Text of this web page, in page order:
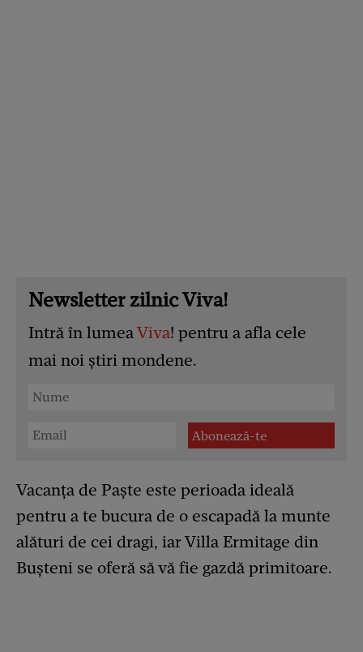
Newsletter zilnic Viva!
Intră în lumeaViva! pentru a afla cele
mai noi știri mondene.
Vacanța de Paște este perioada ideală
pentru a te bucura de o escapadă la munte
alături de cei dragi, iar Villa Ermitage din
Bușteni se oferă să vă fie gazdă primitoare.